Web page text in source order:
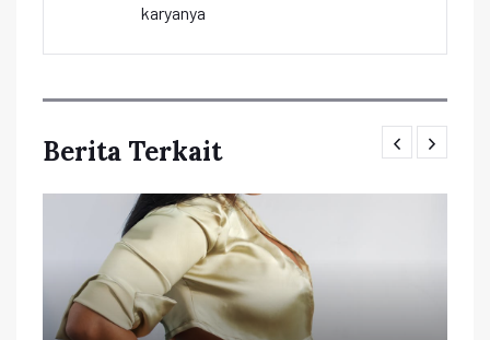
karyanya
Berita Terkait